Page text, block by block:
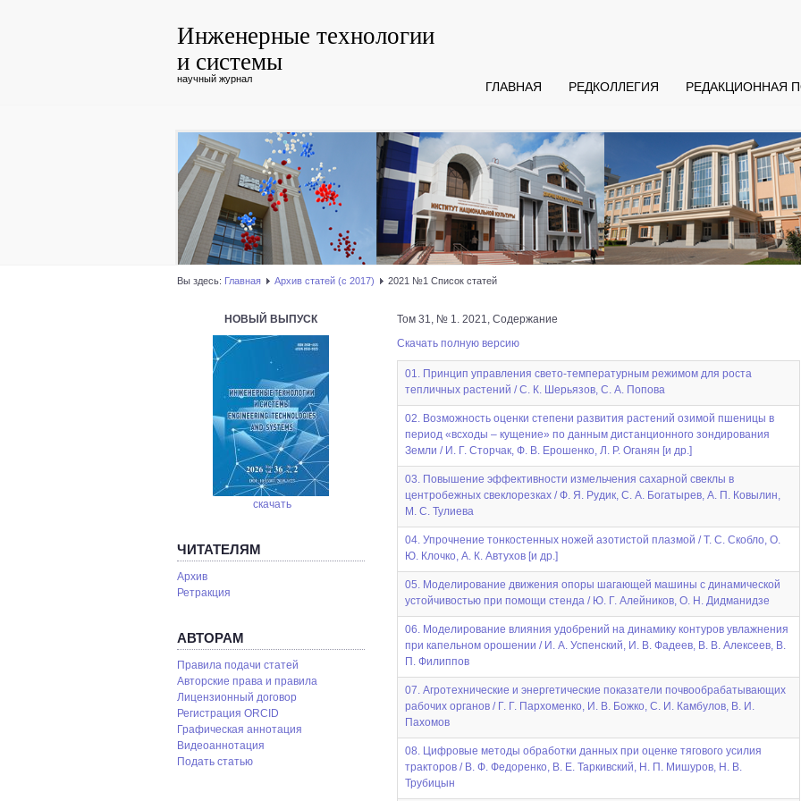
Инженерные технологии
и системы
научный журнал
ГЛАВНАЯ РЕДКОЛЛЕГИЯ РЕДАКЦИОННАЯ
Вы здесь: Главная Архив статей (с 2017) 2021 №1 Список статей
НОВЫЙ ВЫПУСК
скачать
ЧИТАТЕЛЯМ
Архив
Ретракция
АВТОРАМ
Правила подачи статей
Авторские права и правила
Лицензионный договор
Регистрация ORCID
Графическая аннотация
Видеоаннотация
Подать статью
Том 31, № 1. 2021, Содержание
Скачать полную версию
01. Принцип управления свето-температурным режимом для роста
тепличных растений / С. К. Шерьязов, С. А. Попова
02. Возможность оценки степени развития растений озимой пшеницы в
период «всходы – кущение» по данным дистанционного зондирования
Земли / И. Г. Сторчак, Ф. В. Ерошенко, Л. Р. Оганян [и др.]
03. Повышение эффективности измельчения сахарной свеклы в
центробежных свеклорезках / Ф. Я. Рудик, С. А. Богатырев, А. П. Ковылин,
М. С. Тулиева
04. Упрочнение тонкостенных ножей азотистой плазмой / Т. С. Скобло, О.
Ю. Клочко, А. К. Автухов [и др.]
05. Моделирование движения опоры шагающей машины с динамической
устойчивостью при помощи стенда / Ю. Г. Алейников, О. Н. Дидманидзе
06. Моделирование влияния удобрений на динамику контуров увлажнения
при капельном орошении / И. А. Успенский, И. В. Фадеев, В. В. Алексеев, В.
П. Филиппов
07. Агротехнические и энергетические показатели почвообрабатывающих
рабочих органов / Г. Г. Пархоменко, И. В. Божко, С. И. Камбулов, В. И.
Пахомов
08. Цифровые методы обработки данных при оценке тягового усилия
тракторов / В. Ф. Федоренко, В. Е. Таркивский, Н. П. Мишуров, Н. В.
Трубицын